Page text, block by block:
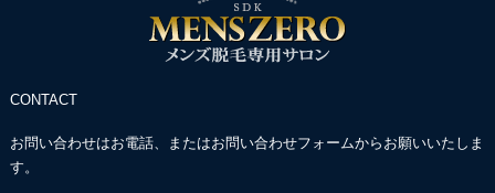
CONTACT
お問い合わせはお電話、またはお問い合わせフォームからお願いいたしま
す。